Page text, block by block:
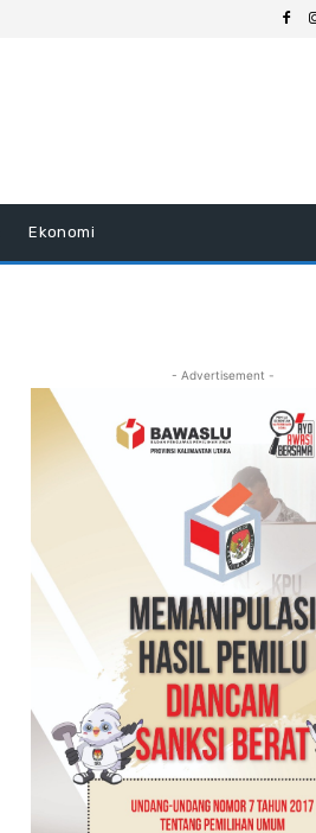
Ekonomi
- Advertisement -